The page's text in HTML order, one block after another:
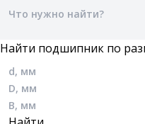
Найти подшипник по